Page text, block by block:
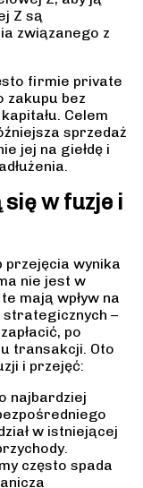
Z są
związanego z
firmie private
zakupu bez
Celem
sprzedaż
jej na giełdę i
się w fuzje i
przejęcia wynika
nie jest w
mają wpływ na
strategicznych –
po
transakcji. Oto
i przejęć:
najbardziej
w istniejącej
często spada